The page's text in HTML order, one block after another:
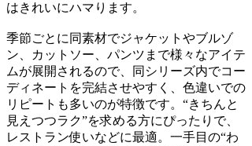
はきれいにハマります。
季節ごとに同素材でジャケットやブルゾ
ン、カットソー、パンツまで様々なアイテ
ムが展開されるので、同シリーズ内でコー
ディネートを完結させやすく、色違いでの
リピートも多いのが特徴です。“きちんと
見えつつラク”を求める方にぴったりで、
レストラン使いなどに最適。一手目の“わ